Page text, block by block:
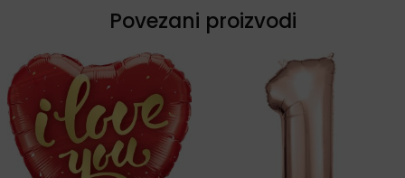
Povezani proizvodi